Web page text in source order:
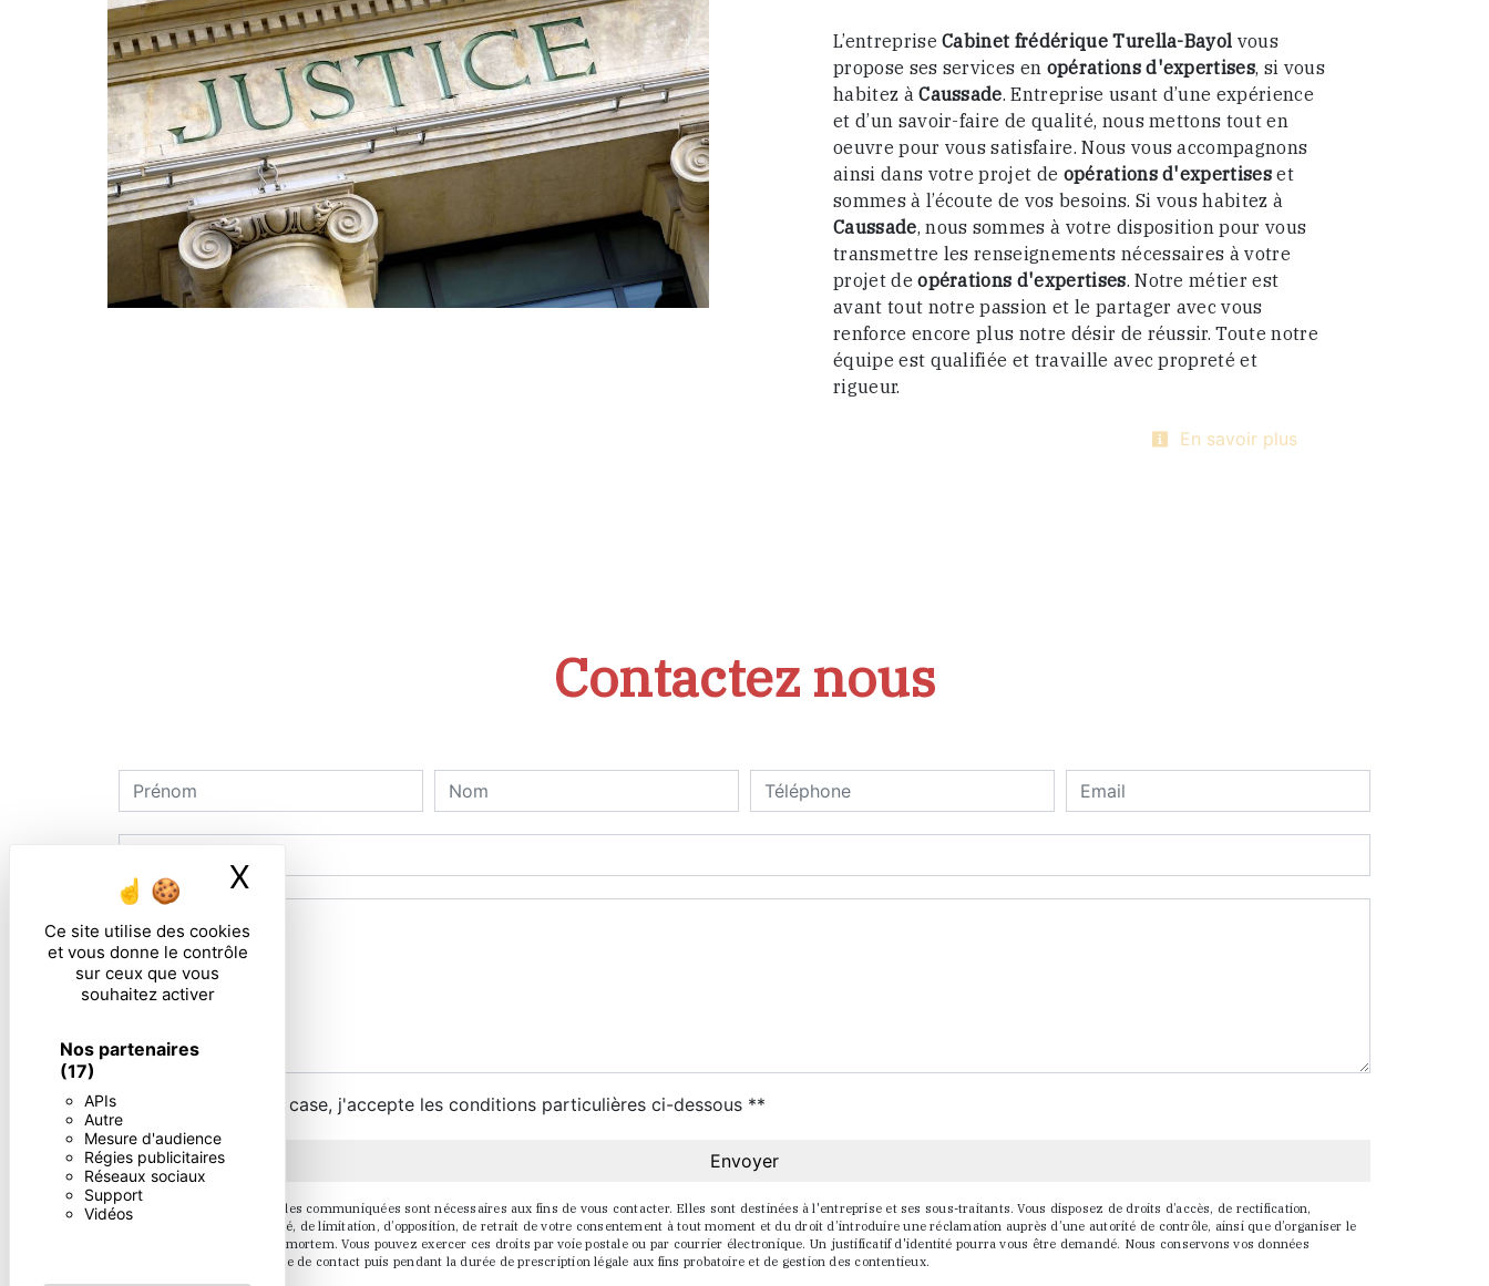
Ce site utilise des cookies
et vous donne le contrôle
sur ceux que vous
souhaitez activer
Nos partenaires
(17)
APIs
Autre
Mesure d'audience
Régies publicitaires
Réseaux sociaux
Support
Vidéos
X Masquer le bandeau des cookies
L’entrepriseCabinet frédérique Turella-Bayol vous
propose ses services en opérations d'expertises, si vous
habitez àCaussade. Entreprise usant d’une expérience
et d’un savoir-faire de qualité, nous mettons tout en
oeuvre pour vous satisfaire. Nous vous accompagnons
ainsi dans votre projet de opérations d'expertises et
sommes à l’écoute de vos besoins. Si vous habitez à
Caussade, nous sommes à votre disposition pour vous
transmettre les renseignements nécessaires à votre
projet deopérations d'expertises. Notre métier est
avant tout notre passion et le partager avec vous
renforce encore plus notre désir de réussir. Toute notre
équipe est qualifiée et travaille avec propreté et
rigueur.
En savoir plus
Contactez nous
En cochant cette case, j'accepte les conditions particulières ci-dessous **
Envoyer
** Les données personnelles communiquées sont nécessaires aux fins de vous contacter. Elles sont destinées à l'entreprise et ses sous-traitants. Vous disposez de droits d’accès, de rectification,
d’effacement, de portabilité, de limitation, d’opposition, de retrait de votre consentement à tout moment et du droit d’introduire une réclamation auprès d’une autorité de contrôle, ainsi que d’organiser le
sort de vos données post-mortem. Vous pouvez exercer ces droits par voie postale ou par courrier électronique. Un justificatif d'identité pourra vous être demandé. Nous conservons vos données
pendant la période de prise de contact puis pendant la durée de prescription légale aux fins probatoire et de gestion des contentieux.